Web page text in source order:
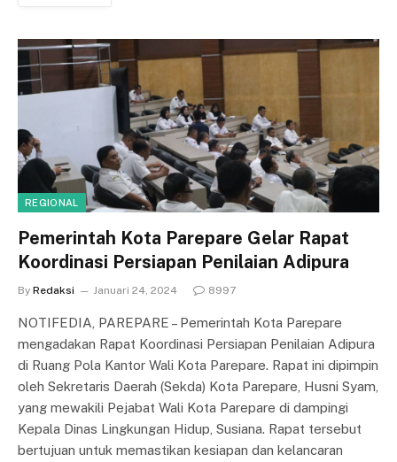
REGIONAL
Pemerintah Kota Parepare Gelar Rapat
Koordinasi Persiapan Penilaian Adipura
By Redaksi Januari 24, 2024 8997
NOTIFEDIA, PAREPARE – Pemerintah Kota Parepare
mengadakan Rapat Koordinasi Persiapan Penilaian Adipura
di Ruang Pola Kantor Wali Kota Parepare. Rapat ini dipimpin
oleh Sekretaris Daerah (Sekda) Kota Parepare, Husni Syam,
yang mewakili Pejabat Wali Kota Parepare di dampingi
Kepala Dinas Lingkungan Hidup, Susiana. Rapat tersebut
bertujuan untuk memastikan kesiapan dan kelancaran